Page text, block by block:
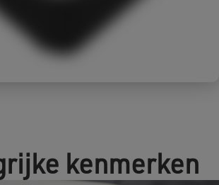
kenmerken